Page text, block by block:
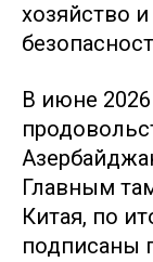
хозяйство
В июне 2026
Главным
Китая, по
подписаны